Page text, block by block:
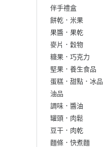
伴手禮盒
餅乾．米果
果醬．果乾
麥片．穀物
糖果．巧克力
堅果．養生食品
蛋糕．甜點．冰品
油品
調味．醬油
罐頭．肉鬆
豆干．肉乾
麵條．快煮麵